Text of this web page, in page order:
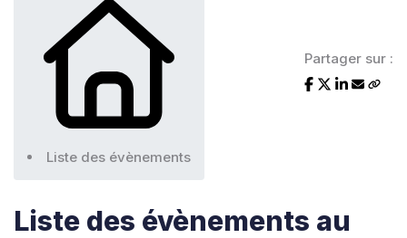
Liste des évènements
Partager sur :
Liste des évènements au